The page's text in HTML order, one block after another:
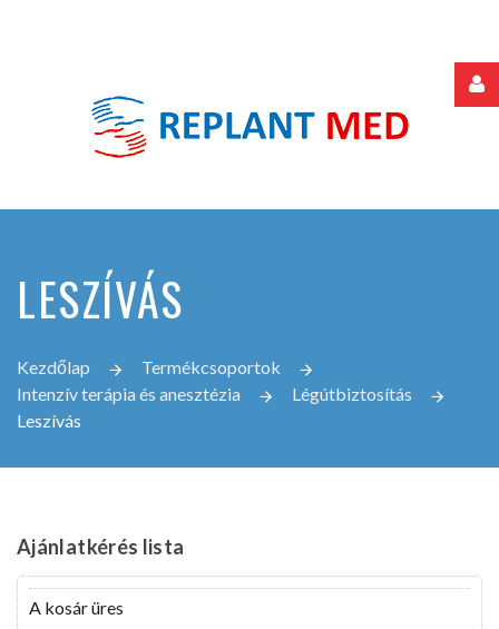
LESZÍVÁS
Kezdőlap
Termékcsoportok
Intenzív terápia és anesztézia
Légútbiztosítás
Leszívás
Ajánlatkérés lista
A kosár üres
Felhasználónév